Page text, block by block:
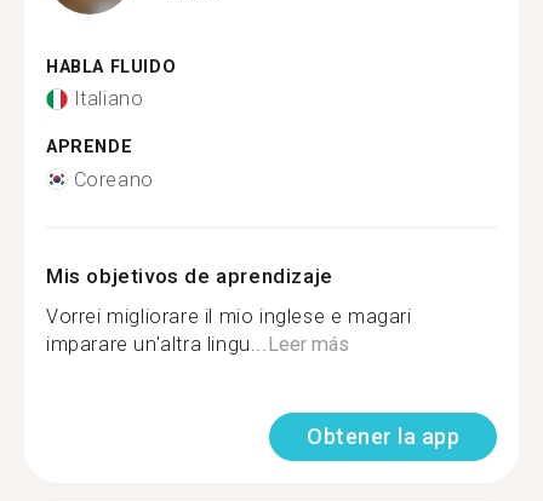
HABLA FLUIDO
Italiano
APRENDE
Coreano
Mis objetivos de aprendizaje
Vorrei migliorare il mio inglese e magari
imparare un'altra lingu... Leer más
Obtener la app